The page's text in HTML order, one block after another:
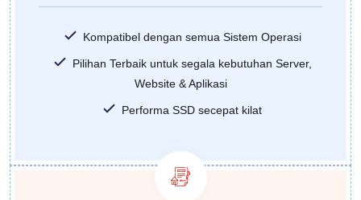
Kompatibel dengan semua Sistem Operasi
Pilihan Terbaik untuk segala kebutuhan Server,
Website & Aplikasi
Performa SSD secepat kilat